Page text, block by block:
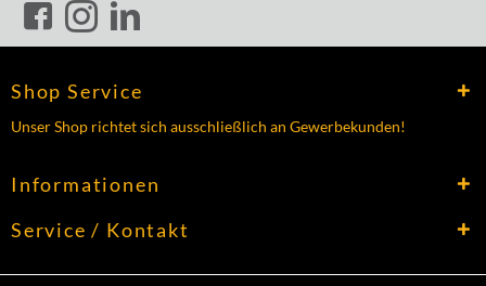
Shop Service
Unser Shop richtet sich ausschließlich an Gewerbekunden!
Informationen
Service / Kontakt